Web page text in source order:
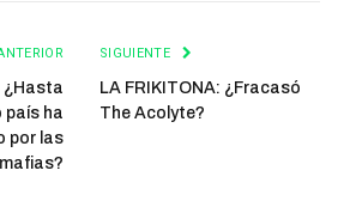
¿Hasta
país ha
por las
mafias?
SIGUIENTE
LA FRIKITONA: ¿Fracasó
The Acolyte?